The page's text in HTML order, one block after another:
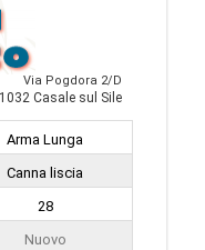
Via Pogdora 2/D
Casale sul Sile
Arma Lunga
Canna liscia
28
Nuovo